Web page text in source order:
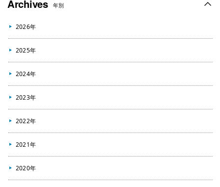
Archives 年別
2026年
2025年
2024年
2023年
2022年
2021年
2020年